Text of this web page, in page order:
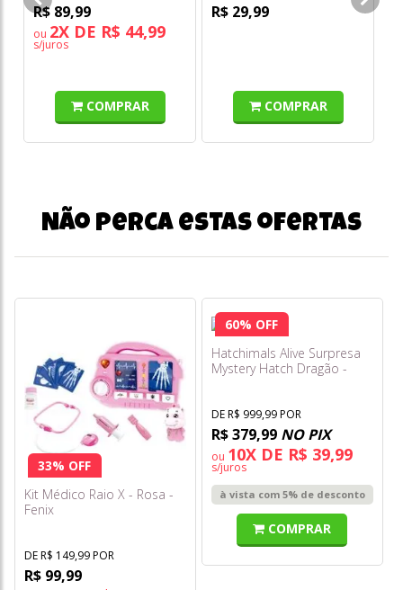
R$ 89,99
ou 2X DE R$ 44,99
s/juros
COMPRAR
R$ 29,99
COMPRAR
Não perca estas ofertas
33% OFF
Kit Médico Raio X - Rosa -
Fenix
DE R$ 149,99 POR
R$ 99,99
60% OFF
Hatchimals Alive Surpresa
Mystery Hatch Dragão -
DE R$ 999,99 POR
R$ 379,99 NO PIX
ou 10X DE R$ 39,99
s/juros
à vista com 5% de desconto
COMPRAR